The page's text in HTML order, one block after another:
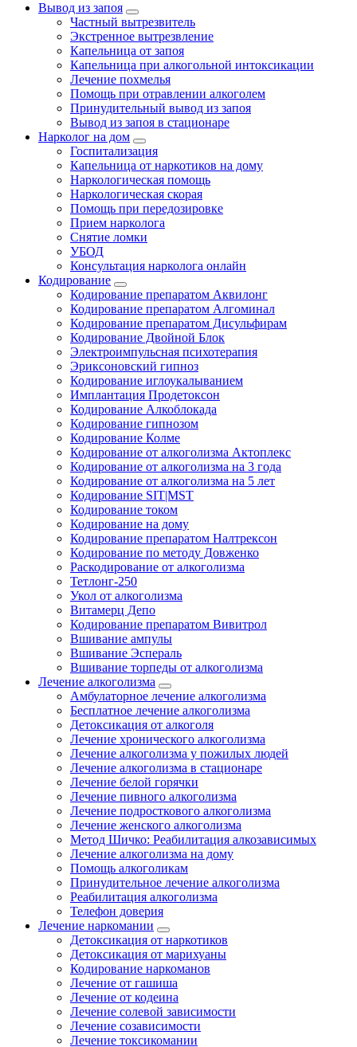
Вывод из запоя
Частный вытрезвитель
Экстренное вытрезвление
Капельница от запоя
Капельница при алкогольной интоксикации
Лечение похмелья
Помощь при отравлении алкоголем
Принудительный вывод из запоя
Вывод из запоя в стационаре
Нарколог на дом
Госпитализация
Капельница от наркотиков на дому
Наркологическая помощь
Наркологическая скорая
Помощь при передозировке
Прием нарколога
Снятие ломки
УБОД
Консультация нарколога онлайн
Кодирование
Кодирование препаратом Аквилонг
Кодирование препаратом Алгоминал
Кодирование препаратом Дисульфирам
Кодирование Двойной Блок
Электроимпульсная психотерапия
Эриксоновский гипноз
Кодирование иглоукалыванием
Имплантация Продетоксон
Кодирование Алкоблокада
Кодирование гипнозом
Кодирование Колме
Кодирование от алкоголизма Актоплекс
Кодирование от алкоголизма на 3 года
Кодирование от алкоголизма на 5 лет
Кодирование SIT|MST
Кодирование током
Кодирование на дому
Кодирование препаратом Налтрексон
Кодирование по методу Довженко
Раскодирование от алкоголизма
Тетлонг-250
Укол от алкоголизма
Витамерц Депо
Кодирование препаратом Вивитрол
Вшивание ампулы
Вшивание Эспераль
Вшивание торпеды от алкоголизма
Лечение алкоголизма
Амбулаторное лечение алкоголизма
Бесплатное лечение алкоголизма
Детоксикация от алкоголя
Лечение хронического алкоголизма
Лечение алкоголизма у пожилых людей
Лечение алкоголизма в стационаре
Лечение белой горячки
Лечение пивного алкоголизма
Лечение подросткового алкоголизма
Лечение женского алкоголизма
Метод Шичко: Реабилитация алкозависимых
Лечение алкоголизма на дому
Помощь алкоголикам
Принудительное лечение алкоголизма
Реабилитация алкоголизма
Телефон доверия
Лечение наркомании
Детоксикация от наркотиков
Детоксикация от марихуаны
Кодирование наркоманов
Лечение от гашиша
Лечение от кодеина
Лечение солевой зависимости
Лечение созависимости
Лечение токсикомании